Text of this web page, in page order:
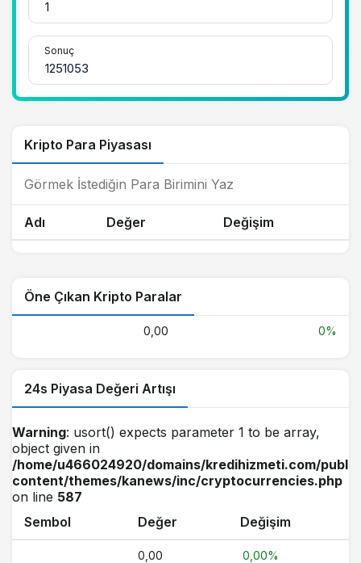
Sonuç
Kripto Para Piyasası
Adı Değer Değişim
Öne Çıkan Kripto Paralar
0,00 0%
24s Piyasa Değeri Artışı
Warning: usort() expects parameter 1 to be array,
object given in
/home/u466024920/domains/kredihizmeti.com/
content/themes/kanews/inc/cryptocurrencies.php
on line 587
Sembol
Değer Değişim
0,00 0,00%